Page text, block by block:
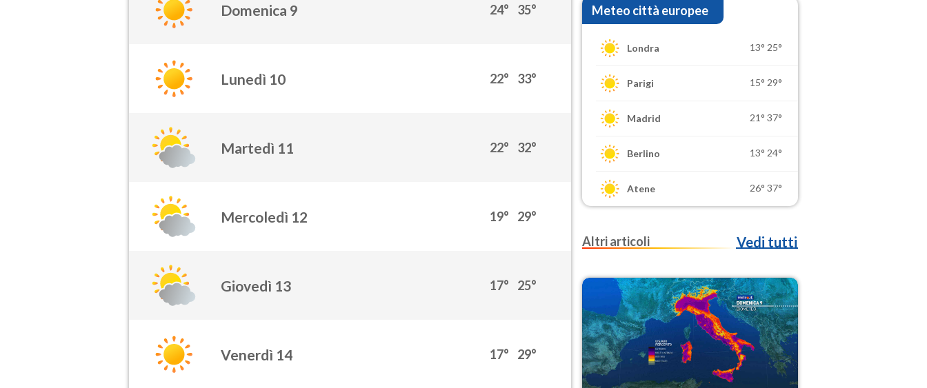
Domenica 9 24° 35°
Lunedì 10 22° 33°
Martedì 11 22° 32°
Mercoledì 12 19° 29°
Giovedì 13 17° 25°
Venerdì 14 17° 29°
Meteo città europee
Londra 13° 25°
Parigi 15° 29°
Madrid 21° 37°
Berlino 13° 24°
Atene 26° 37°
Altri articoli Vedi tutti